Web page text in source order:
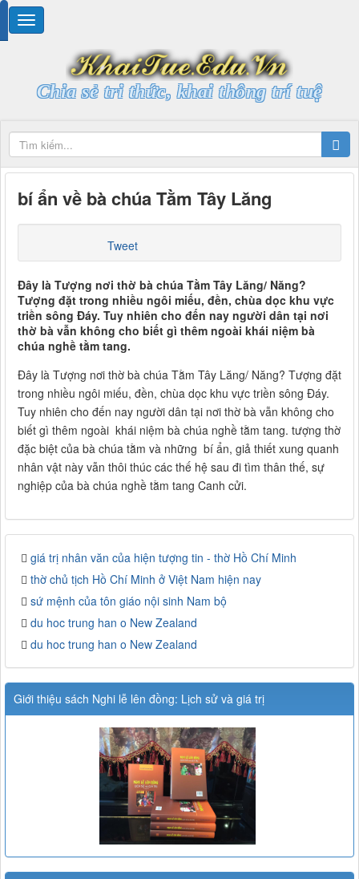
Chia sẻ tri thức, khai thông trí tuệ
bí ẩn về bà chúa Tằm Tây Lăng
Tweet
Đây là Tượng nơi thờ bà chúa Tằm Tây Lăng/ Năng?
Tượng đặt trong nhiều ngôi miếu, đền, chùa dọc khu vực
triền sông Đáy. Tuy nhiên cho đến nay người dân tại nơi
thờ bà vẫn không cho biết gì thêm ngoài khái niệm bà
chúa nghề tằm tang.
Đây là Tượng nơi thờ bà chúa Tằm Tây Lăng/ Năng? Tượng đặt
trong nhiều ngôi miếu, đền, chùa dọc khu vực triền sông Đáy.
Tuy nhiên cho đến nay người dân tại nơi thờ bà vẫn không cho
biết gì thêm ngoài khái niệm bà chúa nghề tằm tang. tượng thờ
đặc biệt của bà chúa tằm và những bí ẩn, giả thiết xung quanh
nhân vật này vẫn thôi thúc các thế hệ sau đi tìm thân thế, sự
nghiệp của bà chúa nghề tằm tang Canh cửi.
giá trị nhân văn của hiện tượng tin - thờ Hồ Chí Minh
thờ chủ tịch Hồ Chí Minh ở Việt Nam hiện nay
sứ mệnh của tôn giáo nội sinh Nam bộ
du hoc trung han o New Zealand
du hoc trung han o New Zealand
Giới thiệu sách Nghi lễ lên đồng: Lịch sử và giá trị